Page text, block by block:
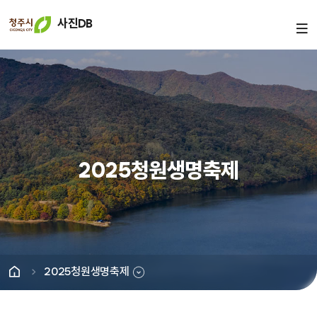
사진DB
2025청원생명축제
2025청원생명축제